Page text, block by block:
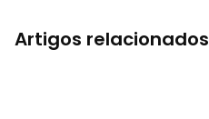
Artigos relacionados